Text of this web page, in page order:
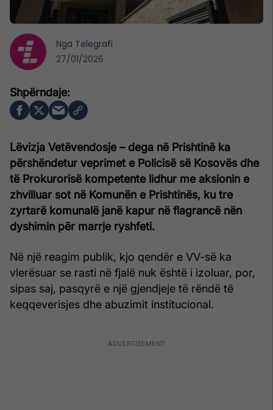
Lëvizja Vetëvendosje – dega në Prishtinë ka
përshëndetur veprimet e Policisë së Kosovës dhe
të Prokurorisë kompetente lidhur me aksionin e
zhvilluar sot në Komunën e Prishtinës, ku tre
zyrtarë komunalë janë kapur në flagrancë nën
dyshimin për marrje ryshfeti.
Në një reagim publik, kjo qendër e VV-së ka
vlerësuar se rasti në fjalë nuk është i izoluar, por,
sipas saj, pasqyrë e një gjendjeje të rëndë të
keqqeverisjes dhe abuzimit institucional.
Nga Telegrafi
27/01/2026